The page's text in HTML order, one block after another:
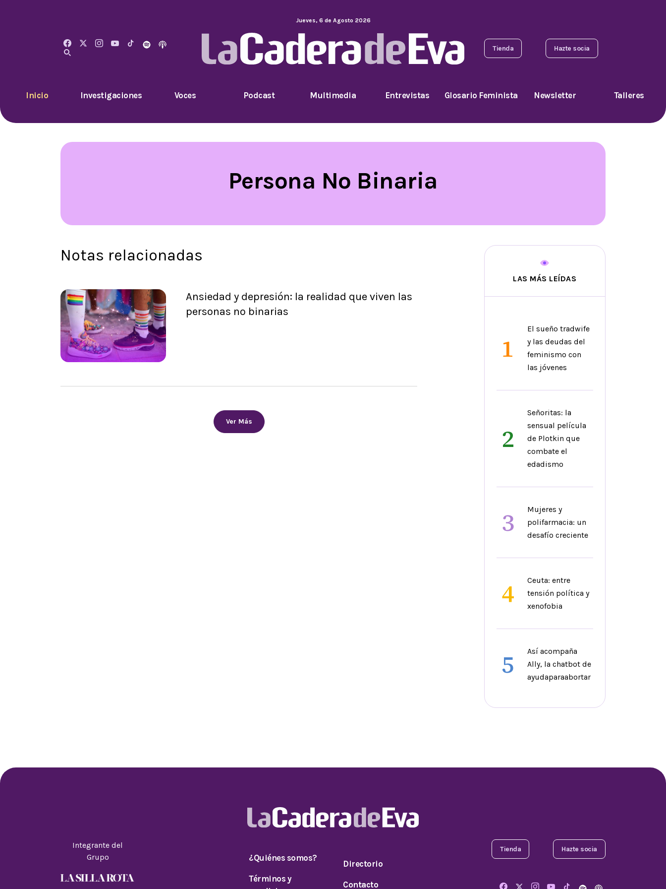
Jueves, 6 de Agosto 2026
Tienda Hazte socia
Inicio Investigaciones Voces Podcast Multimedia Entrevistas Glosario Feminista Newsletter Talleres
Persona No Binaria
Notas relacionadas
Ansiedad y depresión: la realidad que viven las
personas no binarias
Ver Más
LAS MÁS LEÍDAS
1
El sueño tradwife
y las deudas del
feminismo con
las jóvenes
2
Señoritas: la
sensual película
de Plotkin que
combate el
edadismo
3
Mujeres y
polifarmacia: un
desafío creciente
4
Ceuta: entre
tensión política y
xenofobia
5
Así acompaña
Ally, la chatbot de
ayudaparaabortar
Integrante del
Grupo
¿Quiénes somos?
Términos y
Directorio
Contacto
Tienda Hazte socia